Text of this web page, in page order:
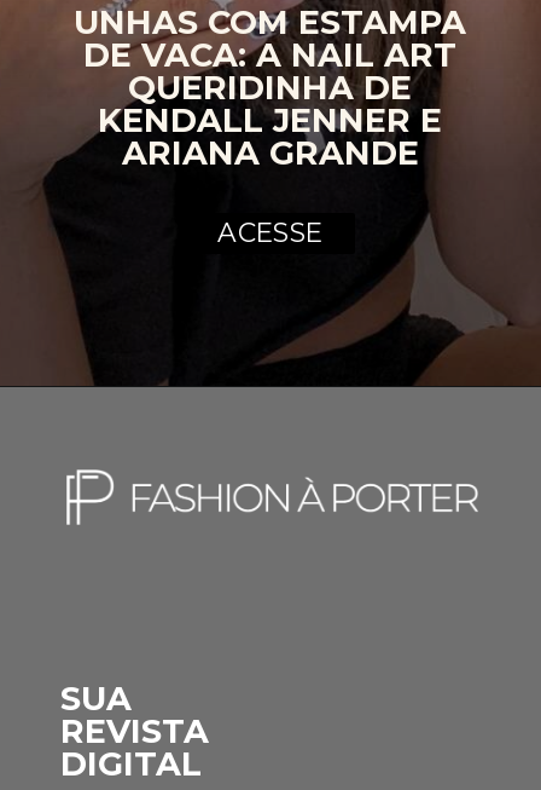
UNHAS COM ESTAMPA
DE VACA: A NAIL ART
QUERIDINHA DE
KENDALL JENNER E
ARIANA GRANDE
ACESSE
SUA
REVISTA
DIGITAL